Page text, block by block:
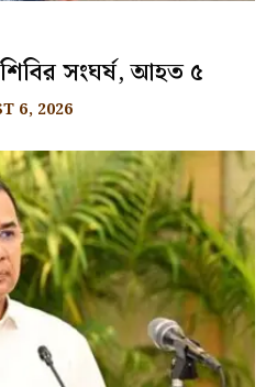
সংঘর্ষ, আহত ৫
6, 2026